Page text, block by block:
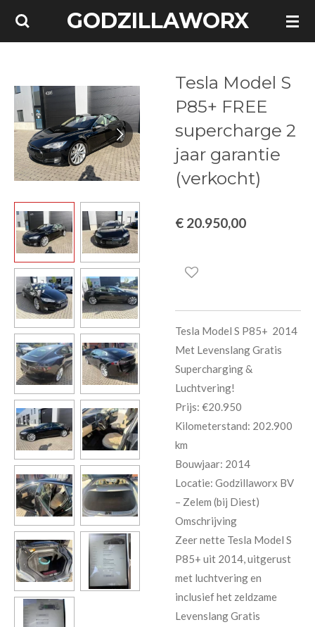
Ga
hoofdinhoud
GODZILLAWORX
Tesla Model S
P85+ FREE
supercharge 2
jaar garantie
(verkocht)
€ 20.950,00
Tesla Model S P85+ 2014
Met Levenslang Gratis
Supercharging &
Luchtvering!
Prijs: €20.950
Kilometerstand: 202.900
km
Bouwjaar: 2014
Locatie: Godzillaworx BV
– Zelem (bij Diest)
Omschrijving
Zeer nette Tesla Model S
P85+ uit 2014, uitgerust
met luchtvering en
inclusief het zeldzame
Levenslang Gratis